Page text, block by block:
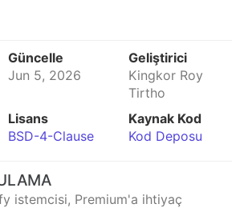
Güncelle
Jun 5, 2026
Geliştirici
Kingkor Roy
Tirtho
Lisans
BSD-4-Clause
Kaynak Kod
Kod Deposu
istemcisi, Premium'a ihtiyaç